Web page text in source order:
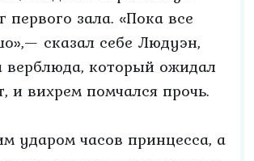
первого зала. «Пока все
сказал себе Людуэн,
верблюда, который ожидал
и вихрем помчался прочь.
ударом часов принцесса, а